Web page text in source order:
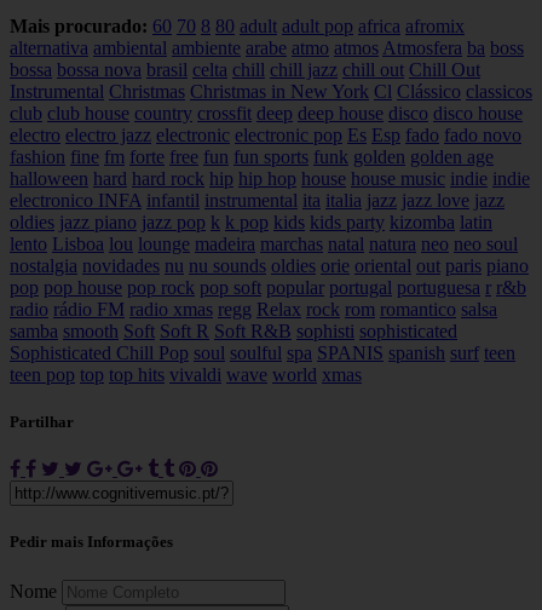
Mais procurado: 60 70 8 80 adult adult pop africa afromix
alternativa ambiental ambiente arabe atmo atmos Atmosfera ba boss
bossa bossa nova brasil celta chill chill jazz chill out Chill Out
Instrumental Christmas Christmas in New York Cl Clássico classicos
club club house country crossfit deep deep house disco disco house
electro electro jazz electronic electronic pop Es Esp fado fado novo
fashion fine fm forte free fun fun sports funk golden golden age
halloween hard hard rock hip hip hop house house music indie indie
electronico INFA infantil instrumental ita italia jazz jazz love jazz
oldies jazz piano jazz pop k k pop kids kids party kizomba latin
lento Lisboa lou lounge madeira marchas natal natura neo neo soul
nostalgia novidades nu nu sounds oldies orie oriental out paris piano
pop pop house pop rock pop soft popular portugal portuguesa r r&b
radio rádio FM radio xmas regg Relax rock rom romantico salsa
samba smooth Soft Soft R Soft R&B sophisti sophisticated
Sophisticated Chill Pop soul soulful spa SPANIS spanish surf teen
teen pop top top hits vivaldi wave world xmas
Partilhar
Pedir mais Informações
Nome